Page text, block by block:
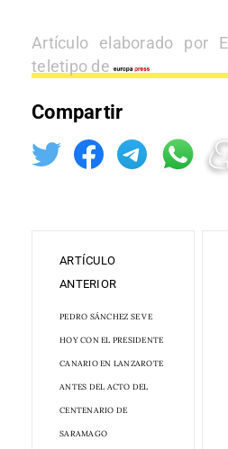
Artículo elaborado por
teletipo de
Compartir
ARTÍCULO
ANTERIOR
PEDRO SÁNCHEZ SE VE
HOY CON EL PRESIDENTE
CANARIO EN LANZAROTE
ANTES DEL ACTO DEL
CENTENARIO DE
SARAMAGO